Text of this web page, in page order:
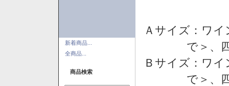
新着商品...
全商品...
商品検索
Ａサイズ：ワ
で＞、
Ｂサイズ：ワ
で＞、